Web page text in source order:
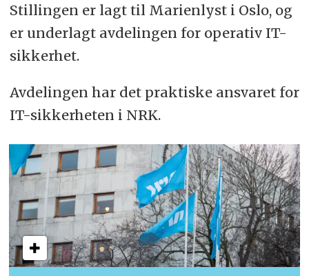
Stillingen er lagt til Marienlyst i Oslo, og
er underlagt avdelingen for operativ IT-
sikkerhet.
Avdelingen har det praktiske ansvaret for
IT-sikkerheten i NRK.